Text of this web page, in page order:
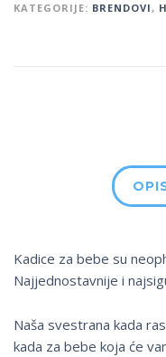
KATEGORIJE: BRENDOVI,
Kadice za bebe su
Najjednostavnije i
Naša svestrana kada
kada za bebe koja će